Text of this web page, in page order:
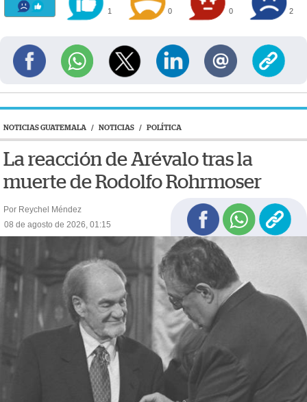
1 0 0 2
NOTICIAS GUATEMALA / NOTICIAS / POLÍTICA
La reacción de Arévalo tras la
muerte de Rodolfo Rohrmoser
Por Reychel Méndez
08 de agosto de 2026, 01:15